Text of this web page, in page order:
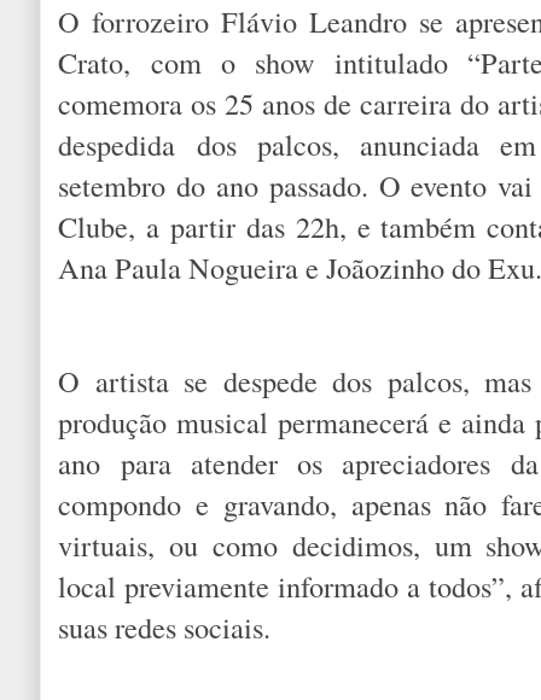
O forrozeiro Flávio Leandro se
Crato, com o show intitulado
comemora os 25 anos de carreira do
despedida dos palcos, anunciada
setembro do ano passado. O evento
Clube, a partir das 22h, e também
Ana Paula Nogueira e Joãozinho do
O artista se despede dos palcos,
produção musical permanecerá e
ano para atender os apreciadores
compondo e gravando, apenas não
virtuais, ou como decidimos, um
local previamente informado a todos”,
suas redes sociais.